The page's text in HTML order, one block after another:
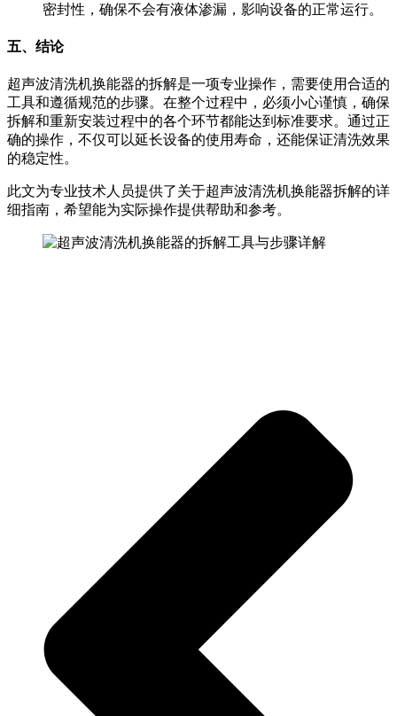
密封性，确保不会有液体渗漏，影响设备的正常运行。
五、结论
超声波清洗机换能器的拆解是一项专业操作，需要使用合适的
工具和遵循规范的步骤。在整个过程中，必须小心谨慎，确保
拆解和重新安装过程中的各个环节都能达到标准要求。通过正
确的操作，不仅可以延长设备的使用寿命，还能保证清洗效果
的稳定性。
此文为专业技术人员提供了关于超声波清洗机换能器拆解的详
细指南，希望能为实际操作提供帮助和参考。